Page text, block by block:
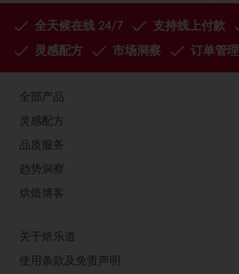
全天候在线 24/7 支持线上付款
灵感配方
市场洞察 订单管理
全部产品
灵感配方
品质服务
趋势洞察
烘焙博客
关于焙乐道
使用条款及免责声明